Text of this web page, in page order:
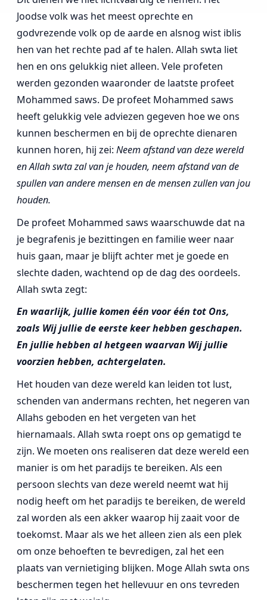
Joodse volk was het meest oprechte en
godvrezende volk op de aarde en alsnog wist iblis
hen van het rechte pad af te halen. Allah swta liet
hen en ons gelukkig niet alleen. Vele profeten
werden gezonden waaronder de laatste profeet
Mohammed saws. De profeet Mohammed saws
heeft gelukkig vele adviezen gegeven hoe we ons
kunnen beschermen en bij de oprechte dienaren
kunnen horen, hij zei: Neem afstand van deze wereld
en Allah swta zal van je houden, neem afstand van de
spullen van andere mensen en de mensen zullen van jou
houden.
De profeet Mohammed saws waarschuwde dat na
je begrafenis je bezittingen en familie weer naar
huis gaan, maar je blijft achter met je goede en
slechte daden, wachtend op de dag des oordeels.
Allah swta zegt:
En waarlijk, jullie komen één voor één tot Ons,
zoals Wij jullie de eerste keer hebben geschapen.
En jullie hebben al hetgeen waarvan Wij jullie
voorzien hebben, achtergelaten.
Het houden van deze wereld kan leiden tot lust,
schenden van andermans rechten, het negeren van
Allahs geboden en het vergeten van het
hiernamaals. Allah swta roept ons op gematigd te
zijn. We moeten ons realiseren dat deze wereld een
manier is om het paradijs te bereiken. Als een
persoon slechts van deze wereld neemt wat hij
nodig heeft om het paradijs te bereiken, de wereld
zal worden als een akker waarop hij zaait voor de
toekomst. Maar als we het alleen zien als een plek
om onze behoeften te bevredigen, zal het een
plaats van vernietiging blijken. Moge Allah swta ons
beschermen tegen het hellevuur en ons tevreden